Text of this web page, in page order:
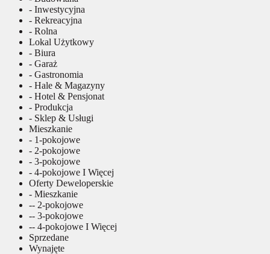
- Inwestycyjna
- Rekreacyjna
- Rolna
Lokal Użytkowy
- Biura
- Garaż
- Gastronomia
- Hale & Magazyny
- Hotel & Pensjonat
- Produkcja
- Sklep & Usługi
Mieszkanie
- 1-pokojowe
- 2-pokojowe
- 3-pokojowe
- 4-pokojowe I Więcej
Oferty Deweloperskie
- Mieszkanie
-- 2-pokojowe
-- 3-pokojowe
-- 4-pokojowe I Więcej
Sprzedane
Wynajęte